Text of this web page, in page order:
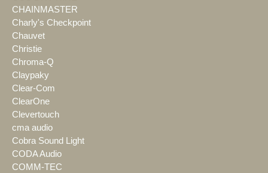
CHAINMASTER
Charly's Checkpoint
Chauvet
Christie
Chroma-Q
Claypaky
Clear-Com
ClearOne
Clevertouch
cma audio
Cobra Sound Light
CODA Audio
COMM-TEC